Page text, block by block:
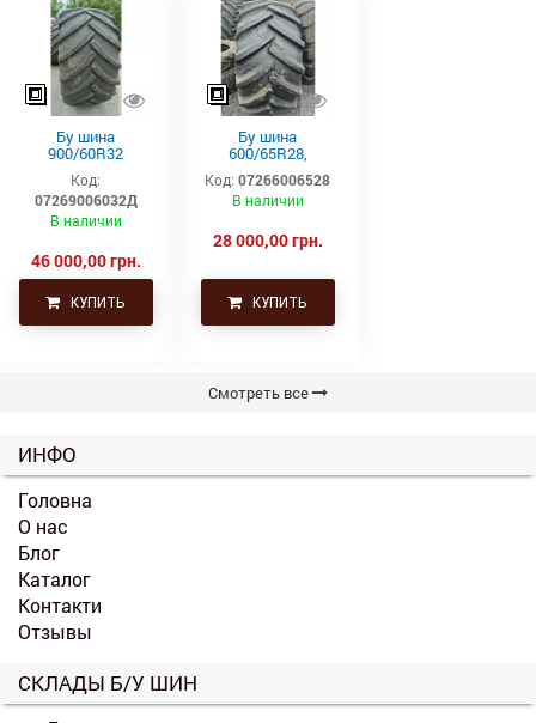
Бу шина
900/60R32
(35.5р32)
Continental SVT
Код:
07269006032Д
В наличии
46 000,00 грн.
КУПИТЬ
Бу шина
600/65R28,
600/65р28,
600х65х28
Uniglory (Униглори)
Код: 07266006528
В наличии
28 000,00 грн.
КУПИТЬ
Смотреть все
ИНФО
Головна
О нас
Блог
Каталог
Контакти
Отзывы
СКЛАДЫ Б/У ШИН